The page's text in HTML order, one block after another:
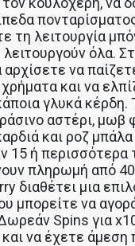
τη λειτουργία
όλα.
αρχίσετε να
και να
γλυκά κέρδη.
αστέρι, μωβ
και ροζ
15 ή περισσότερα
πληρωμή από
διαθέτει μια
μπορείτε να
Spins για
να έχετε άμεση